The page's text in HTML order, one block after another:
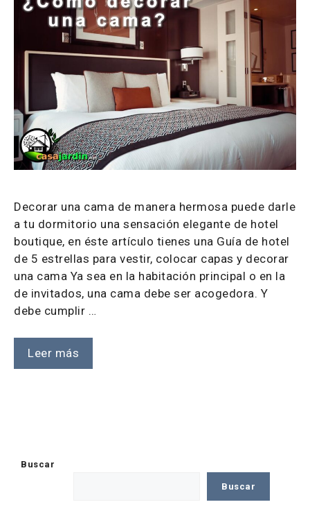
Decorar una cama de manera hermosa puede darle
a tu dormitorio una sensación elegante de hotel
boutique, en éste artículo tienes una Guía de hotel
de 5 estrellas para vestir, colocar capas y decorar
una cama Ya sea en la habitación principal o en la
de invitados, una cama debe ser acogedora. Y
debe cumplir …
Leer más
Buscar
Buscar